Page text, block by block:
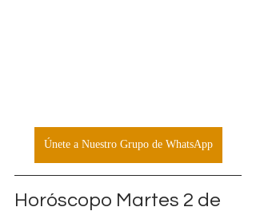
Únete a Nuestro Grupo de WhatsApp
Horóscopo Martes 2 de